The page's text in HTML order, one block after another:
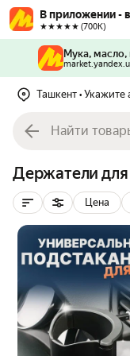
В приложении -
★★★★★ (700К)
Мука,
Ташкент • Укажите
Держатели
Цена